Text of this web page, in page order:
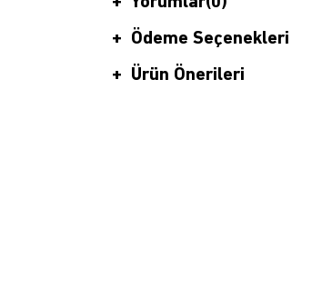
Ödeme Seçenekleri
Ürün Önerileri